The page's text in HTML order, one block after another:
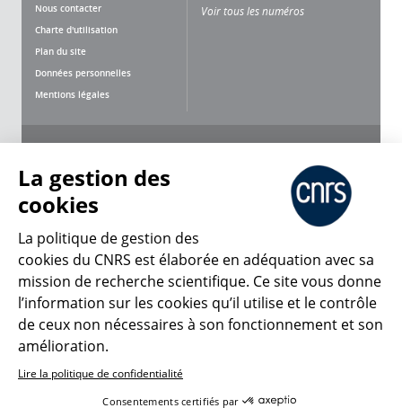
Nous contacter
Charte d'utilisation
Plan du site
Données personnelles
Mentions légales
Voir tous les numéros
CNRS Le Mag
© 2026, CNRS
Créer un compte Se connecter
Gestion des cookies
La gestion des
cookies
La politique de gestion des
cookies du CNRS est élaborée en adéquation avec sa
mission de recherche scientifique. Ce site vous donne
l’information sur les cookies qu’il utilise et le contrôle
de ceux non nécessaires à son fonctionnement et son
amélioration.
Lire la politique de confidentialité
Consentements certifiés par